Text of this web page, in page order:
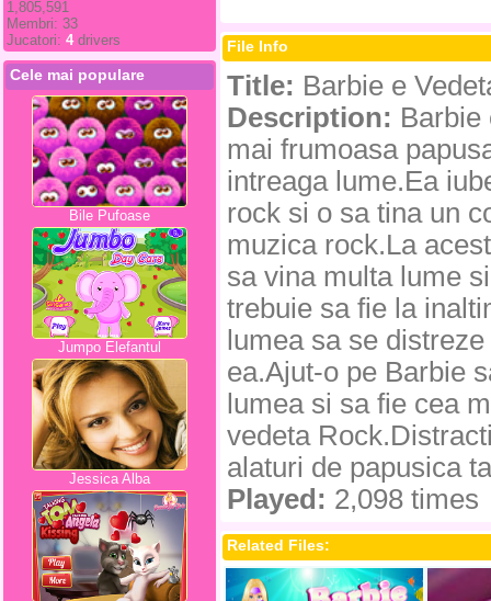
1,805,591
Membri: 33
Jucatori: 4drivers
Cele mai populare
Bile Pufoase
Jumpo Elefantul
Jessica Alba
File Info
Title: Barbie e
Description: Barbie
mai frumoasa
intreaga lume.Ea
rock si o sa tina un
muzica rock.La
sa vina multa lume
trebuie sa fie la
lumea sa se
ea.Ajut-o pe Barbie
lumea si sa fie cea
vedeta
alaturi de papusica
Played: 2,098 times
Related Files: